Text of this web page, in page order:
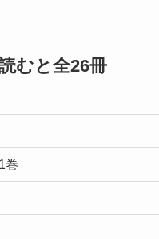
むと全26冊
巻